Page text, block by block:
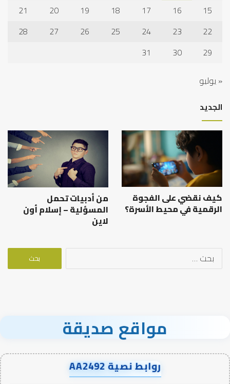
15
16
17
18
19
20
21
22
23
24
25
26
27
28
29
30
31
« يوليو
الجديد
كيف نقضي على الفجوة
الرقمية في محيط الأسرة؟
من أدبيات تحمل
المسؤلية – إسلام أون
لاين
البحث
مواقع صديقة
روابط نصية AA2492